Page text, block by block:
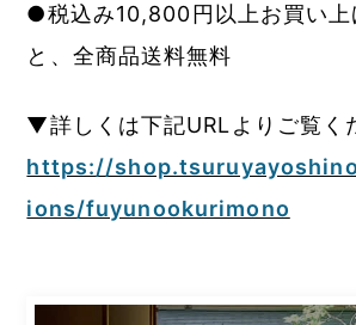
●税込み10,800円以上お買い上
と、全商品送料無料
▼詳しくは下記URLよりご覧く
https://
ions/fuyunookurimono